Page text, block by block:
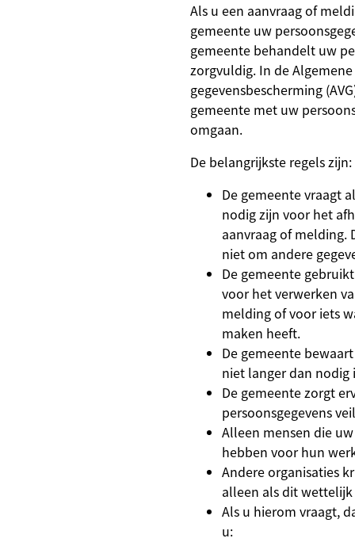
Als u een aanvraag of
gemeente uw
gemeente behandelt uw
zorgvuldig. In de
gegevensbescherming
gemeente met uw
omgaan.
De belangrijkste regels zijn:
De gemeente vraagt
nodig zijn voor het
aanvraag of melding.
niet om andere
De gemeente
voor het verwerken
melding of voor iets
maken heeft.
De gemeente
niet langer dan nodig
De gemeente zorgt
persoonsgegevens
Alleen mensen die
hebben voor hun
Andere organisaties
alleen als dit
Als u hierom vraagt,
u: